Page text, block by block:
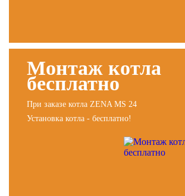
Монтаж котла
бесплатно
При заказе котла ZENA MS 24
Установка котла - бесплатно!